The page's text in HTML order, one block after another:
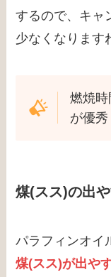
するので、キャ
少なくなります
燃焼
が優秀
煤(スス)の出
パラフィンオイ
煤(スス)が出や